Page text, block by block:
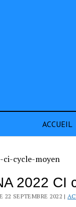
ACCUEIL
2022 CI
22 SEPTEMBRE 2022 |